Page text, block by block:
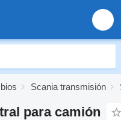
Scania transmisión
para camión